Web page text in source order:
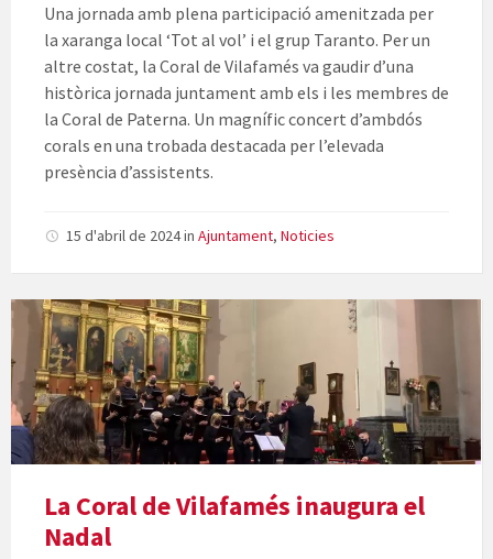
Una jornada amb plena participació amenitzada per
la xaranga local ‘Tot al vol’ i el grup Taranto. Per un
altre costat, la Coral de Vilafamés va gaudir d’una
històrica jornada juntament amb els i les membres de
la Coral de Paterna. Un magnífic concert d’ambdós
corals en una trobada destacada per l’elevada
presència d’assistents.
15 d'abril de 2024in Ajuntament, Noticies
La Coral de Vilafamés inaugura el
Nadal